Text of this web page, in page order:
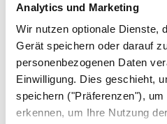
Analytics und Marketing
Wir nutzen optionale Dienste,
Gerät speichern oder darauf
personenbezogenen Daten
Einwilligung. Dies geschieht,
speichern ("Präferenzen"),
erkennen, um Ihre Nutzung